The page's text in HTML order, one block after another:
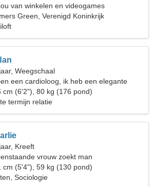
van winkelen en videogames
Green, Verenigd Koninkrijk
Weegschaal
een cardioloog, ik heb een elegante
nodig
cm (6'2"), 80 kg (176 pond)
termijn relatie
Kreeft
vrouw zoekt man
cm (5'4"), 59 kg (130 pond)
Sociologie